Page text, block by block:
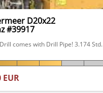
D20x22
#39917
comes with Drill Pipe! 3.174 Std.
EUR